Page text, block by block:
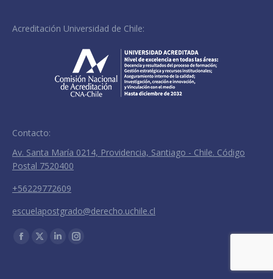
Acreditación Universidad de Chile:
Contacto:
Av. Santa María 0214, Providencia, Santiago - Chile. Código
Postal 7520400
+56229772609
escuelapostgrado@derecho.uchile.cl
Encuéntranos en:
Facebook
X
LinkedinInstagram